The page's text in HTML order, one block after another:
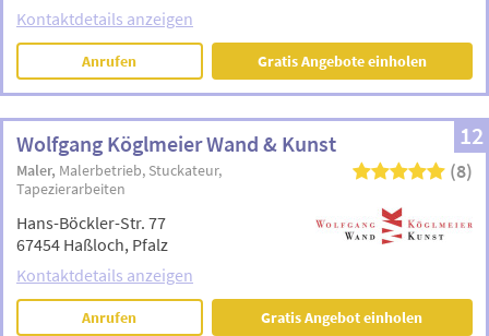
Kontaktdetails anzeigen
Anrufen Gratis Angebote einholen
12
Wolfgang Köglmeier Wand & Kunst
Maler Malerbetrieb Stuckateur
Tapezierarbeiten
(8)
Hans-Böckler-Str. 77
67454 Haßloch, Pfalz
Kontaktdetails anzeigen
Anrufen Gratis Angebot einholen